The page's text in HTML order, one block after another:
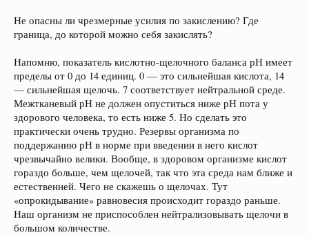
Не опасны ли чрезмерные усилия по закислению? Где
граница, до которой можно себя закислять?
Напомню, показатель кислотно-щелочного баланса рН имеет
пределы от 0 до 14 единиц. 0 — это сильнейшая кислота, 14
— сильнейшая щелочь. 7 соответствует нейтральной среде.
Межтканевый рН не должен опуститься ниже рН пота у
здорового человека, то есть ниже 5. Но сделать это
практически очень трудно. Резервы организма по
поддержанию рН в норме при введении в него кислот
чрезвычайно велики. Вообще, в здоровом организме кислот
гораздо больше, чем щелочей, так что эта среда нам ближе и
естественней. Чего не скажешь о щелочах. Тут
«опрокидывание» равновесия происходит гораздо раньше.
Наш организм не приспособлен нейтрализовывать щелочи в
большом количестве.